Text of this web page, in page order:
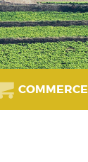
COMMERCE